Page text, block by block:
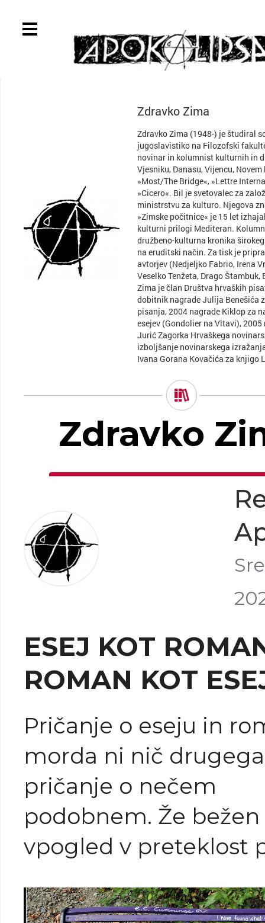
Zdravko Zima
Zdravko Zima (1948-) je študiral
jugoslavistiko na Filozofski
novinar in kolumnist kulturnih in
Vjesniku, Danasu, Vijencu,
»Most/The Bridge«, »Lettre
»Cicero«. Bil je svetovalec za
ministrstvu za kulturo. Njegova
»Zimske počitnice« je 15 let
kulturni prilogi Mediteran.
družbeno-kulturna kronika
na eruditski način. Za tisk je
avtorjev (Nedjeljko Fabrio, Irena
Veselko Tenžeta, Drago Štambuk,
Zima je član Društva hrvaških
dobitnik nagrade Julija Benešića
pisanja, 2004 nagrade Kiklop za
esejev (Gondolier na Vltavi),
Jurić Zagorka Hrvaškega
izboljšanje novinarskega
Ivana Gorana Kovačića za knjigo
Zdravko
ESEJ KOT
ROMAN KOT
Pričanje o eseju in
morda ni nič
pričanje o nečem
podobnem. Že bežen
vpogled v preteklost
glede opredelitve in